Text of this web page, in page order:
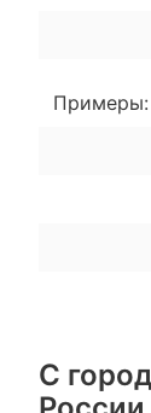
Примеры:
С